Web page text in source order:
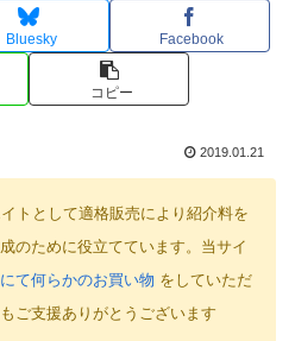
Bluesky Facebook
コピー
2019.01.21
トとして適格販売により紹介料を
のために役立てています。当サイ
て何らかのお買い物 をしていただ
ご支援ありがとうございます